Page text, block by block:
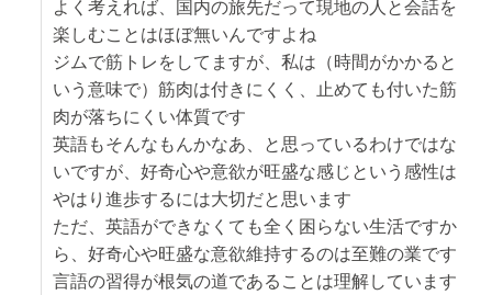
よく考えれば、国内の旅先だって現地の人と会話を
楽しむことはほぼ無いんですよね
ジムで筋トレをしてますが、私は（時間がかかると
いう意味で）筋肉は付きにくく、止めても付いた筋
肉が落ちにくい体質です
英語もそんなもんかなあ、と思っているわけではな
いですが、好奇心や意欲が旺盛な感じという感性は
やはり進歩するには大切だと思います
ただ、英語ができなくても全く困らない生活ですか
ら、好奇心や旺盛な意欲維持するのは至難の業です
言語の習得が根気の道であることは理解しています